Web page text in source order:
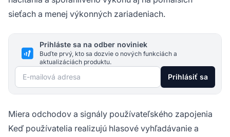
sieťach a menej výkonných zariadeniach.
Prihláste sa na odber noviniek
Buďte prvý, kto sa dozvie o nových funkciách a
aktualizáciách produktu.
E-mailová adresa Prihlásiť sa
Miera odchodov a signály používateľského zapojenia
Keď používatelia realizujú hlasové vyhľadávanie a